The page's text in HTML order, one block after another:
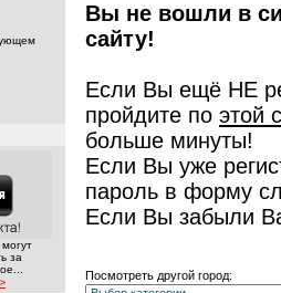
за
Вы не вошли в
сайту!
Если Вы ещё НЕ
пройдите по этой
больше минуты!
Если Вы уже
пароль в форму
Если Вы забыли
Посмотреть другой город: